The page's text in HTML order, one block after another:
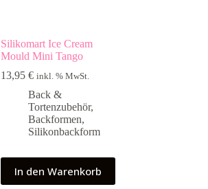
Silikomart Ice Cream
Mould Mini Tango
13,95€ inkl. % MwSt.
Back &
Tortenzubehör,
Backformen,
Silikonbackform
In den Warenkorb